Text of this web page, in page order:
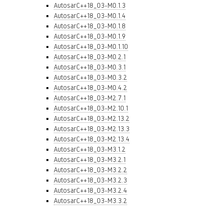
AutosarC++18_03-M0.1.3
AutosarC++18_03-M0.1.4
AutosarC++18_03-M0.1.8
AutosarC++18_03-M0.1.9
AutosarC++18_03-M0.1.10
AutosarC++18_03-M0.2.1
AutosarC++18_03-M0.3.1
AutosarC++18_03-M0.3.2
AutosarC++18_03-M0.4.2
AutosarC++18_03-M2.7.1
AutosarC++18_03-M2.10.1
AutosarC++18_03-M2.13.2
AutosarC++18_03-M2.13.3
AutosarC++18_03-M2.13.4
AutosarC++18_03-M3.1.2
AutosarC++18_03-M3.2.1
AutosarC++18_03-M3.2.2
AutosarC++18_03-M3.2.3
AutosarC++18_03-M3.2.4
AutosarC++18_03-M3.3.2